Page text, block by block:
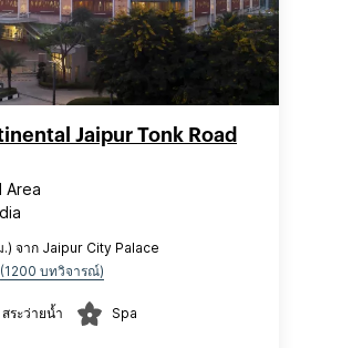
Jaipur Tonk Road
Area
จาก Jaipur City Palace
(1200 บทวิจารณ์)
สระว่ายน้ำ Spa